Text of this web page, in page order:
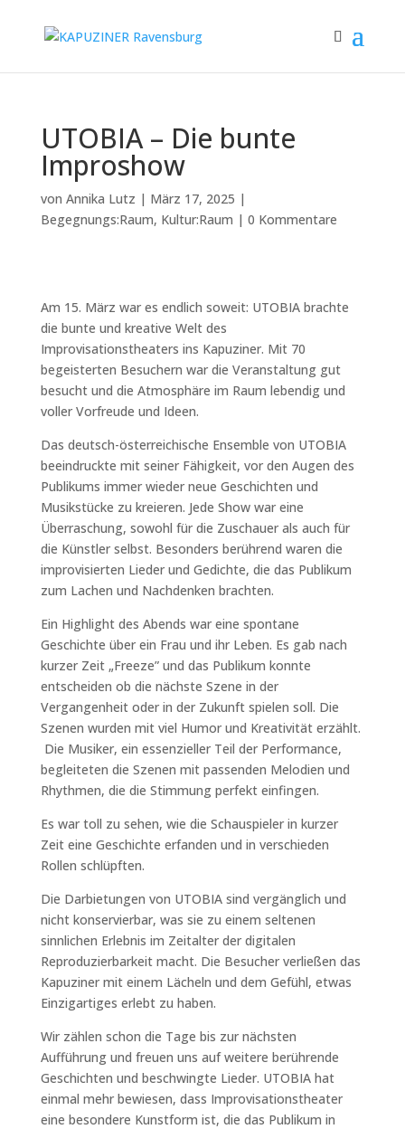
UTOBIA – Die bunte
Improshow
von Annika Lutz | März 17, 2025 |
Begegnungs:Raum, Kultur:Raum | 0 Kommentare
Am 15. März war es endlich soweit: UTOBIA brachte
die bunte und kreative Welt des
Improvisationstheaters ins Kapuziner. Mit 70
begeisterten Besuchern war die Veranstaltung gut
besucht und die Atmosphäre im Raum lebendig und
voller Vorfreude und Ideen.
Das deutsch-österreichische Ensemble von UTOBIA
beeindruckte mit seiner Fähigkeit, vor den Augen des
Publikums immer wieder neue Geschichten und
Musikstücke zu kreieren. Jede Show war eine
Überraschung, sowohl für die Zuschauer als auch für
die Künstler selbst. Besonders berührend waren die
improvisierten Lieder und Gedichte, die das Publikum
zum Lachen und Nachdenken brachten.
Ein Highlight des Abends war eine spontane
Geschichte über ein Frau und ihr Leben. Es gab nach
kurzer Zeit „Freeze” und das Publikum konnte
entscheiden ob die nächste Szene in der
Vergangenheit oder in der Zukunft spielen soll. Die
Szenen wurden mit viel Humor und Kreativität erzählt.
Die Musiker, ein essenzieller Teil der Performance,
begleiteten die Szenen mit passenden Melodien und
Rhythmen, die die Stimmung perfekt einfingen.
Es war toll zu sehen, wie die Schauspieler in kurzer
Zeit eine Geschichte erfanden und in verschieden
Rollen schlüpften.
Die Darbietungen von UTOBIA sind vergänglich und
nicht konservierbar, was sie zu einem seltenen
sinnlichen Erlebnis im Zeitalter der digitalen
Reproduzierbarkeit macht. Die Besucher verließen das
Kapuziner mit einem Lächeln und dem Gefühl, etwas
Einzigartiges erlebt zu haben.
Wir zählen schon die Tage bis zur nächsten
Aufführung und freuen uns auf weitere berührende
Geschichten und beschwingte Lieder. UTOBIA hat
einmal mehr bewiesen, dass Improvisationstheater
eine besondere Kunstform ist, die das Publikum in